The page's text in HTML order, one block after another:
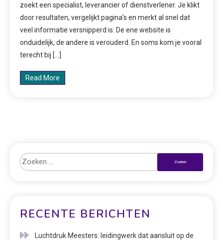
zoekt een specialist, leverancier of dienstverlener. Je klikt
door resultaten, vergelijkt pagina’s en merkt al snel dat
veel informatie versnipperd is. De ene website is
onduidelijk, de andere is verouderd. En soms kom je vooral
terecht bij […]
Read More
RECENTE BERICHTEN
Luchtdruk Meesters: leidingwerk dat aansluit op de